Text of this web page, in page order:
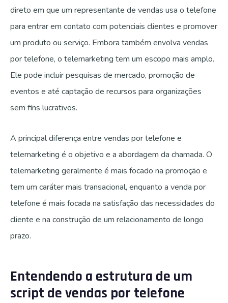
direto em que um representante de vendas usa o telefone
para entrar em contato com potenciais clientes e promover
um produto ou serviço. Embora também envolva vendas
por telefone, o telemarketing tem um escopo mais amplo.
Ele pode incluir pesquisas de mercado, promoção de
eventos e até captação de recursos para organizações
sem fins lucrativos.
A principal diferença entre vendas por telefone e
telemarketing é o objetivo e a abordagem da chamada. O
telemarketing geralmente é mais focado na promoção e
tem um caráter mais transacional, enquanto a venda por
telefone é mais focada na satisfação das necessidades do
cliente e na construção de um relacionamento de longo
prazo.
Entendendo a estrutura de um
script de vendas por telefone